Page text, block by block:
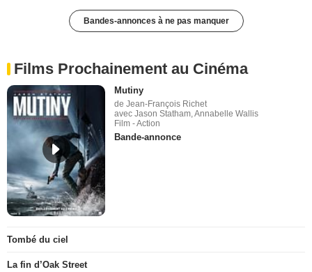
Bandes-annonces à ne pas manquer
Films Prochainement au Cinéma
Mutiny
de Jean-François Richet
avec Jason Statham, Annabelle Wallis
Film - Action
Bande-annonce
Tombé du ciel
La fin d’Oak Street